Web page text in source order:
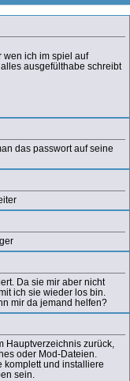
wen ich im spiel auf
ausgefülthabe schreibt
das passwort auf seine
Da sie mir aber nicht
ich sie wieder los bin.
mir da jemand helfen?
Hauptverzeichnis zurück,
oder Mod-Dateien.
komplett und installiere
sein.